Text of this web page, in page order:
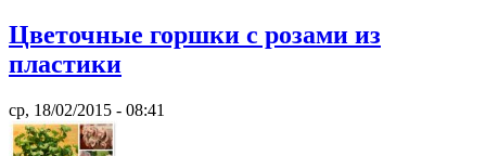
Цветочные горшки с розами из
пластики
ср, 18/02/2015 - 08:41